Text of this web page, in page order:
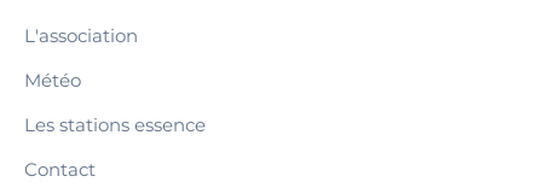
L'association
Météo
Les stations essence
Contact